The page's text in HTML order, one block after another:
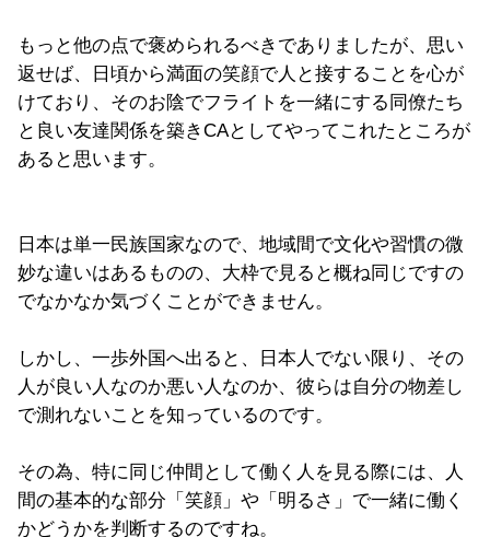
もっと他の点で褒められるべきでありましたが、思い
返せば、日頃から満面の笑顔で人と接することを心が
けており、そのお陰でフライトを一緒にする同僚たち
と良い友達関係を築きCAとしてやってこれたところが
あると思います。
日本は単一民族国家なので、地域間で文化や習慣の微
妙な違いはあるものの、大枠で見ると概ね同じですの
でなかなか気づくことができません。
しかし、一歩外国へ出ると、日本人でない限り、その
人が良い人なのか悪い人なのか、彼らは自分の物差し
で測れないことを知っているのです。
その為、特に同じ仲間として働く人を見る際には、人
間の基本的な部分「笑顔」や「明るさ」で一緒に働く
かどうかを判断するのですね。